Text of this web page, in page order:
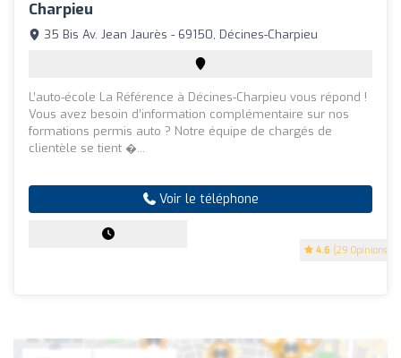
Charpieu
4.6 (29 Opinions)
35 Bis Av. Jean Jaurès - 69150, Décines-Charpieu
L’auto-école La Référence à Décines-Charpieu vous répond !
Vous avez besoin d’information complémentaire sur nos
formations permis auto ? Notre équipe de chargés de
clientèle se tient �...
Voir le téléphone